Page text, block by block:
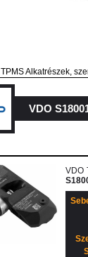
TPMS Alkatrészek,
VDO
VDO